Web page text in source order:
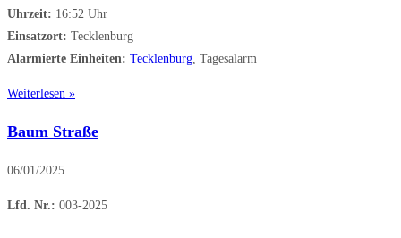
Uhrzeit: 16:52 Uhr
Einsatzort: Tecklenburg
Alarmierte Einheiten: Tecklenburg, Tagesalarm
Weiterlesen »
Baum Straße
06/01/2025
Lfd. Nr.: 003-2025